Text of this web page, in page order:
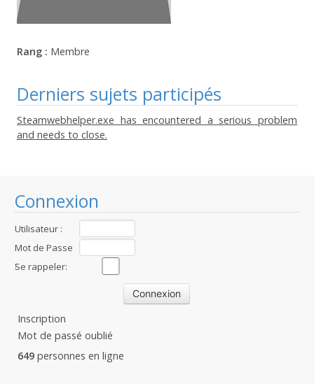
Connexion
Utilisateur :
Mot de Passe
:Se rappeler:
Inscription
Mot de passé oublié
649 personnes en ligne
Rang : Membre
Derniers sujets participés
Steamwebhelper.exe has encountered a serious problem
and needs to close.